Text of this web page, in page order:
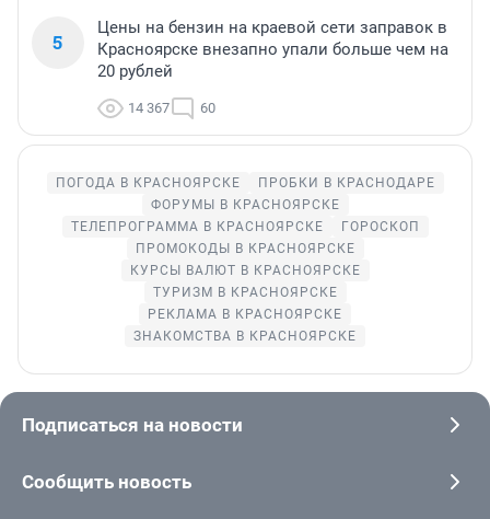
5
Цены на бензин на краевой сети заправок в
Красноярске внезапно упали больше чем на
20 рублей
14 367 60
ПОГОДА В КРАСНОЯРСКЕ
ПРОБКИ В КРАСНОДАРЕ
ФОРУМЫ В КРАСНОЯРСКЕ
ТЕЛЕПРОГРАММА В КРАСНОЯРСКЕ
ГОРОСКОП
ПРОМОКОДЫ В КРАСНОЯРСКЕ
КУРСЫ ВАЛЮТ В КРАСНОЯРСКЕ
ТУРИЗМ В КРАСНОЯРСКЕ
РЕКЛАМА В КРАСНОЯРСКЕ
ЗНАКОМСТВА В КРАСНОЯРСКЕ
Подписаться на новости
Сообщить новость